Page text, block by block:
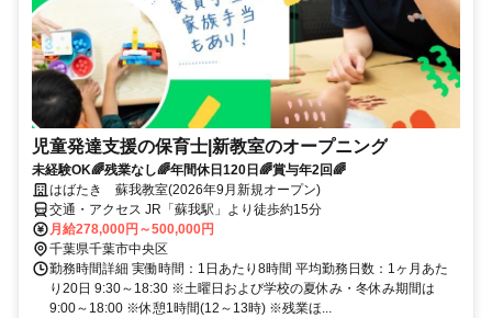
児童発達支援の保育士|新教室のオープニング
未経験OK🌈残業なし🌈年間休日120日🌈賞与年2回🌈
はばたき 蘇我教室(2026年9月新規オープン)
交通・アクセス JR「蘇我駅」より徒歩約15分
月給278,000円～500,000円
千葉県千葉市中央区
勤務時間詳細 実働時間：1日あたり8時間 平均勤務日数：1ヶ月あた
り20日 9:30～18:30 ※土曜日および学校の夏休み・冬休み期間は
9:00～18:00 ※休憩1時間(12～13時) ※残業ほ...